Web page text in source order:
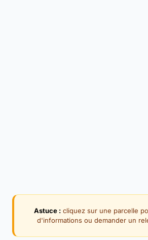
Astuce : cliquez sur une parcelle
d'informations ou demander un